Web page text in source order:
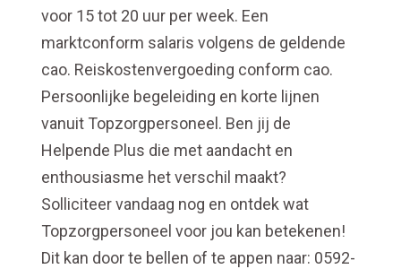
voor 15 tot 20 uur per week. Een
marktconform salaris volgens de geldende
cao. Reiskostenvergoeding conform cao.
Persoonlijke begeleiding en korte lijnen
vanuit Topzorgpersoneel. Ben jij de
Helpende Plus die met aandacht en
enthousiasme het verschil maakt?
Solliciteer vandaag nog en ontdek wat
Topzorgpersoneel voor jou kan betekenen!
Dit kan door te bellen of te appen naar: 0592-